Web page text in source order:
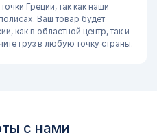
Греции, так как наши
Ваш товар будет
как в областной центр, так и
груз в любую точку страны.
с нами